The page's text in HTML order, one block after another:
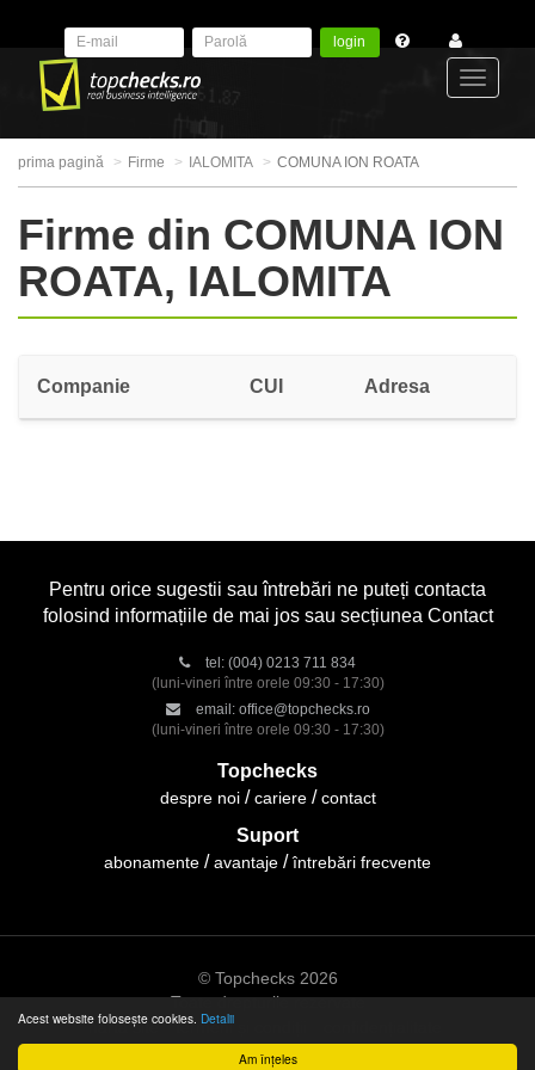
Am înțeles
Acest website folosește cookies. Detalii
login
prima pagină Firme IALOMITA COMUNA ION ROATA
Firme din COMUNA ION
ROATA, IALOMITA
Companie CUI Adresa
Pentru orice sugestii sau întrebări ne puteți contacta
folosind informațiile de mai jos sau secțiunea Contact
tel: (004) 0213 711 834
(luni-vineri între orele 09:30 - 17:30)
email: office@topchecks.ro
(luni-vineri între orele 09:30 - 17:30)
Topchecks
despre noi cariere contact
Suport
abonamente avantaje întrebări frecvente
© Topchecks 2026
Toate drepturile rezervate
hartă site
termeni și condiții